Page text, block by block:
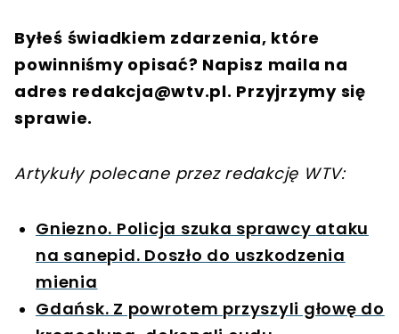
Byłeś świadkiem zdarzenia, które
powinniśmy opisać? Napisz maila na
adres redakcja@wtv.pl. Przyjrzymy się
sprawie.
Artykuły polecane przez redakcję WTV:
Gniezno. Policja szuka sprawcy ataku
na sanepid. Doszło do uszkodzenia
mienia
Gdańsk. Z powrotem przyszyli głowę do